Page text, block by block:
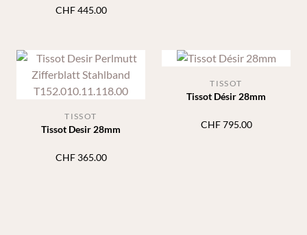
CHF445.00
Tissot Desir 28mm
TISSOT
CHF365.00
Tissot Désir 28mm
TISSOT
CHF795.00